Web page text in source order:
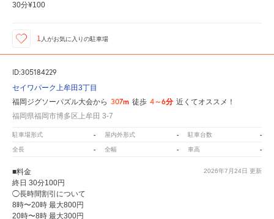
30分¥100
1 人がお気に入りの駐車場
ID:305184229
セイワパーク上牟田3丁目
福岡ジグソーパズル大会から 307m 徒歩 4～6分 近くてオススメ！
福岡県福岡市博多区上牟田 3-7
駐車場形式 - 屋内外形式 - 駐車台数 -
全長 - 全幅 - 車高 -
2026年7月24日 更新
■料金
終日 30分100円
◯長時間割引について
8時〜20時 最大800円
20時〜8時 最大300円